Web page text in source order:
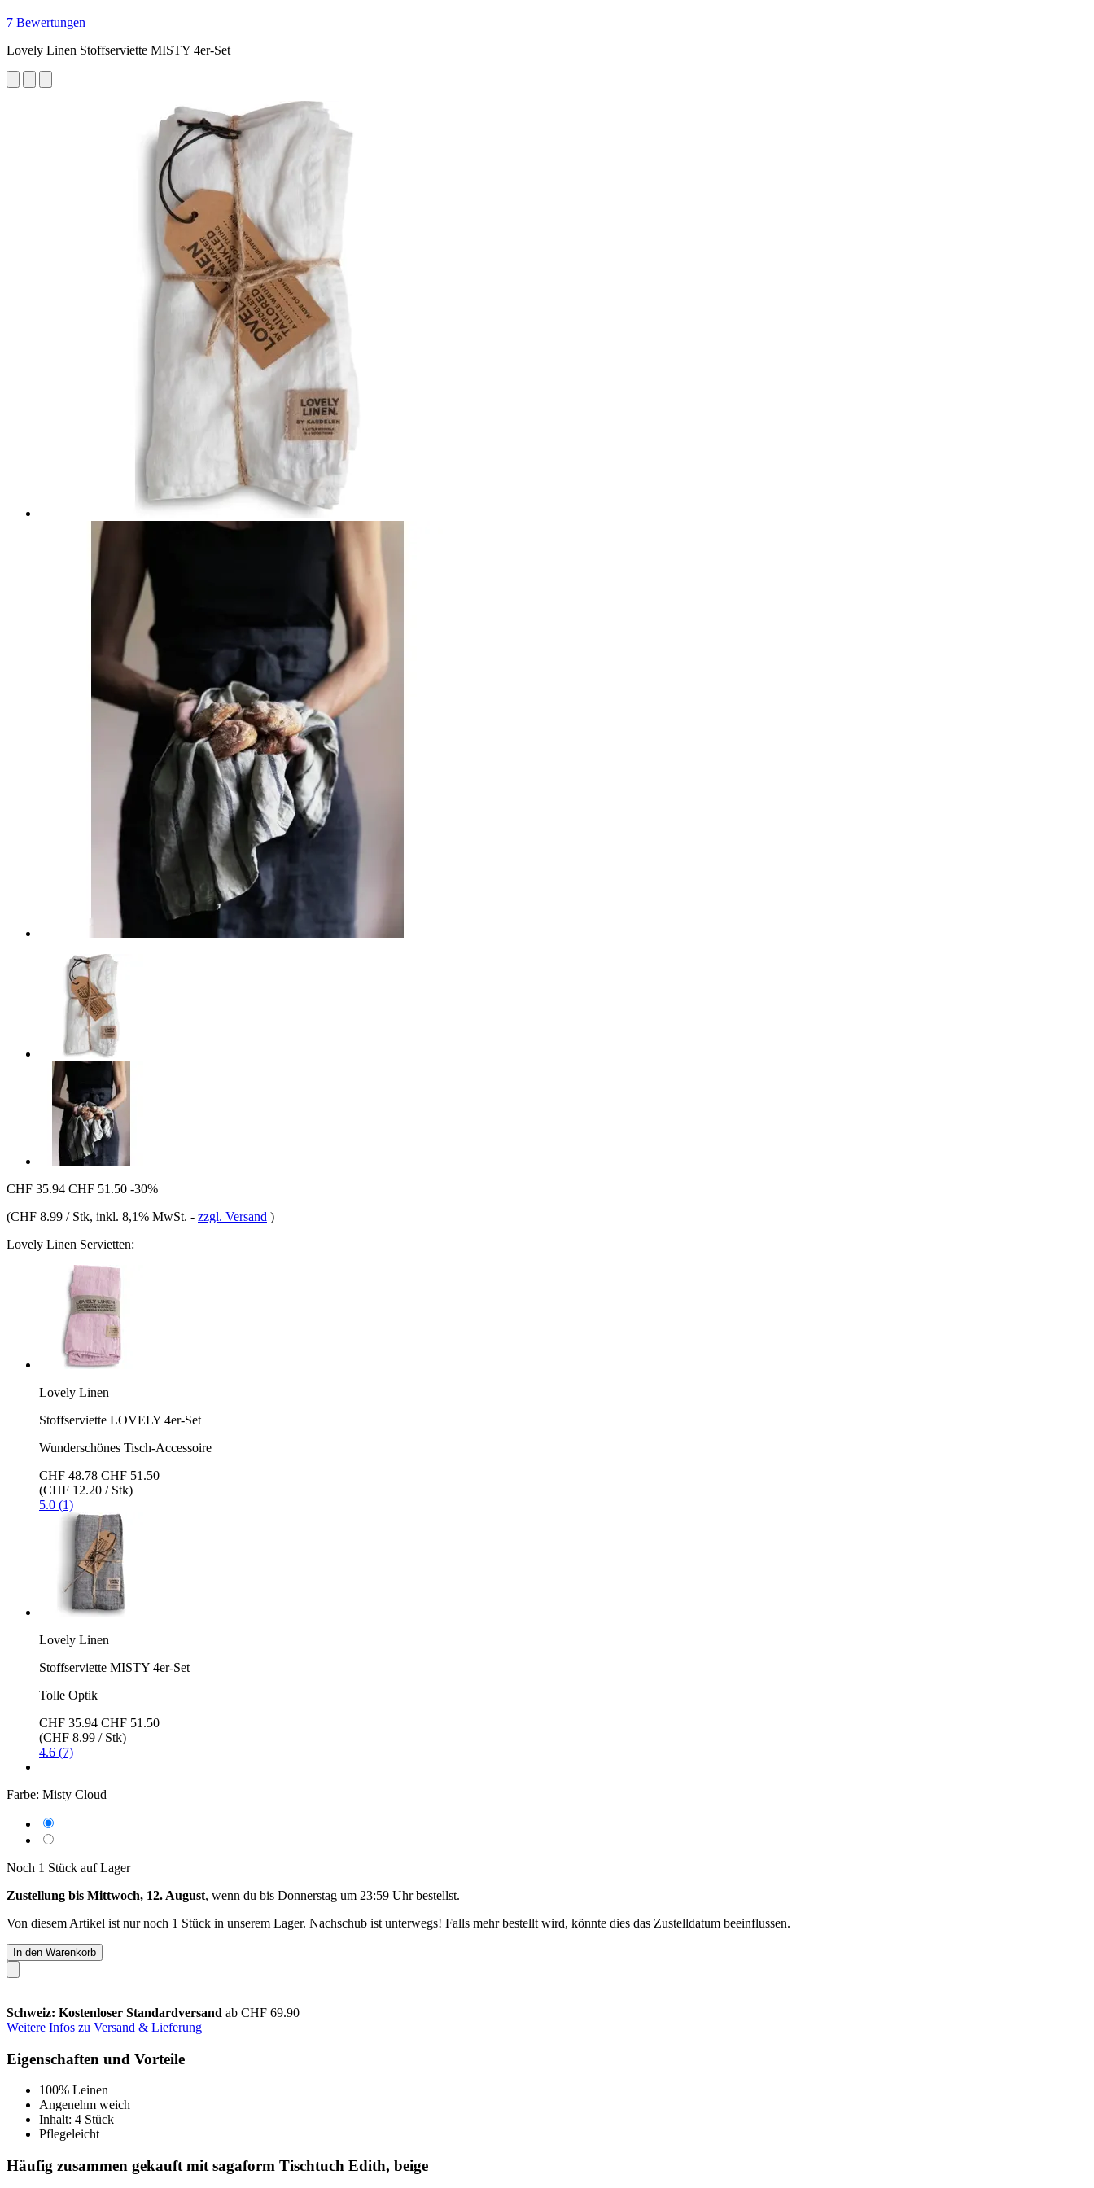
7 Bewertungen
Lovely Linen Stoffserviette MISTY 4er-Set
CHF 35.94 CHF 51.50 -30%
(CHF 8.99 / Stk, inkl. 8,1% MwSt. - zzgl. Versand )
Lovely Linen Servietten:
Lovely Linen
Stoffserviette LOVELY 4er-Set
Wunderschönes Tisch-Accessoire
CHF 48.78 CHF 51.50
(CHF 12.20 / Stk)
5.0 (1)
Lovely Linen
Stoffserviette MISTY 4er-Set
Tolle Optik
CHF 35.94 CHF 51.50
(CHF 8.99 / Stk)
4.6 (7)
Farbe: Misty Cloud
Noch 1 Stück auf Lager
Zustellung bis Mittwoch, 12. August, wenn du bis Donnerstag um 23:59 Uhrbestellst.
Von diesem Artikel ist nur noch 1 Stück in unserem Lager. Nachschub ist unterwegs! Falls mehr bestellt wird, könnte dies das Zustelldatum beeinflussen.
In den Warenkorb
Schweiz: Kostenloser Standardversand ab CHF 69.90
Weitere Infos zu Versand & Lieferung
Eigenschaften und Vorteile
100% Leinen
Angenehm weich
Inhalt: 4 Stück
Pflegeleicht
Häufig zusammen gekauft mit sagaform Tischtuch Edith, beige